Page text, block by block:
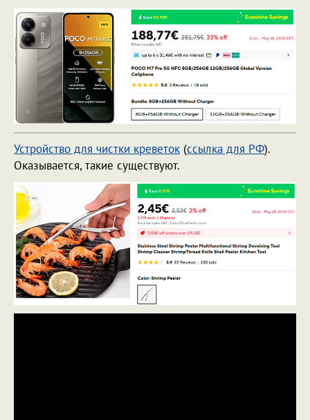
Устройство для чистки креветок (ссылка для РФ).
Оказывается, такие существуют.